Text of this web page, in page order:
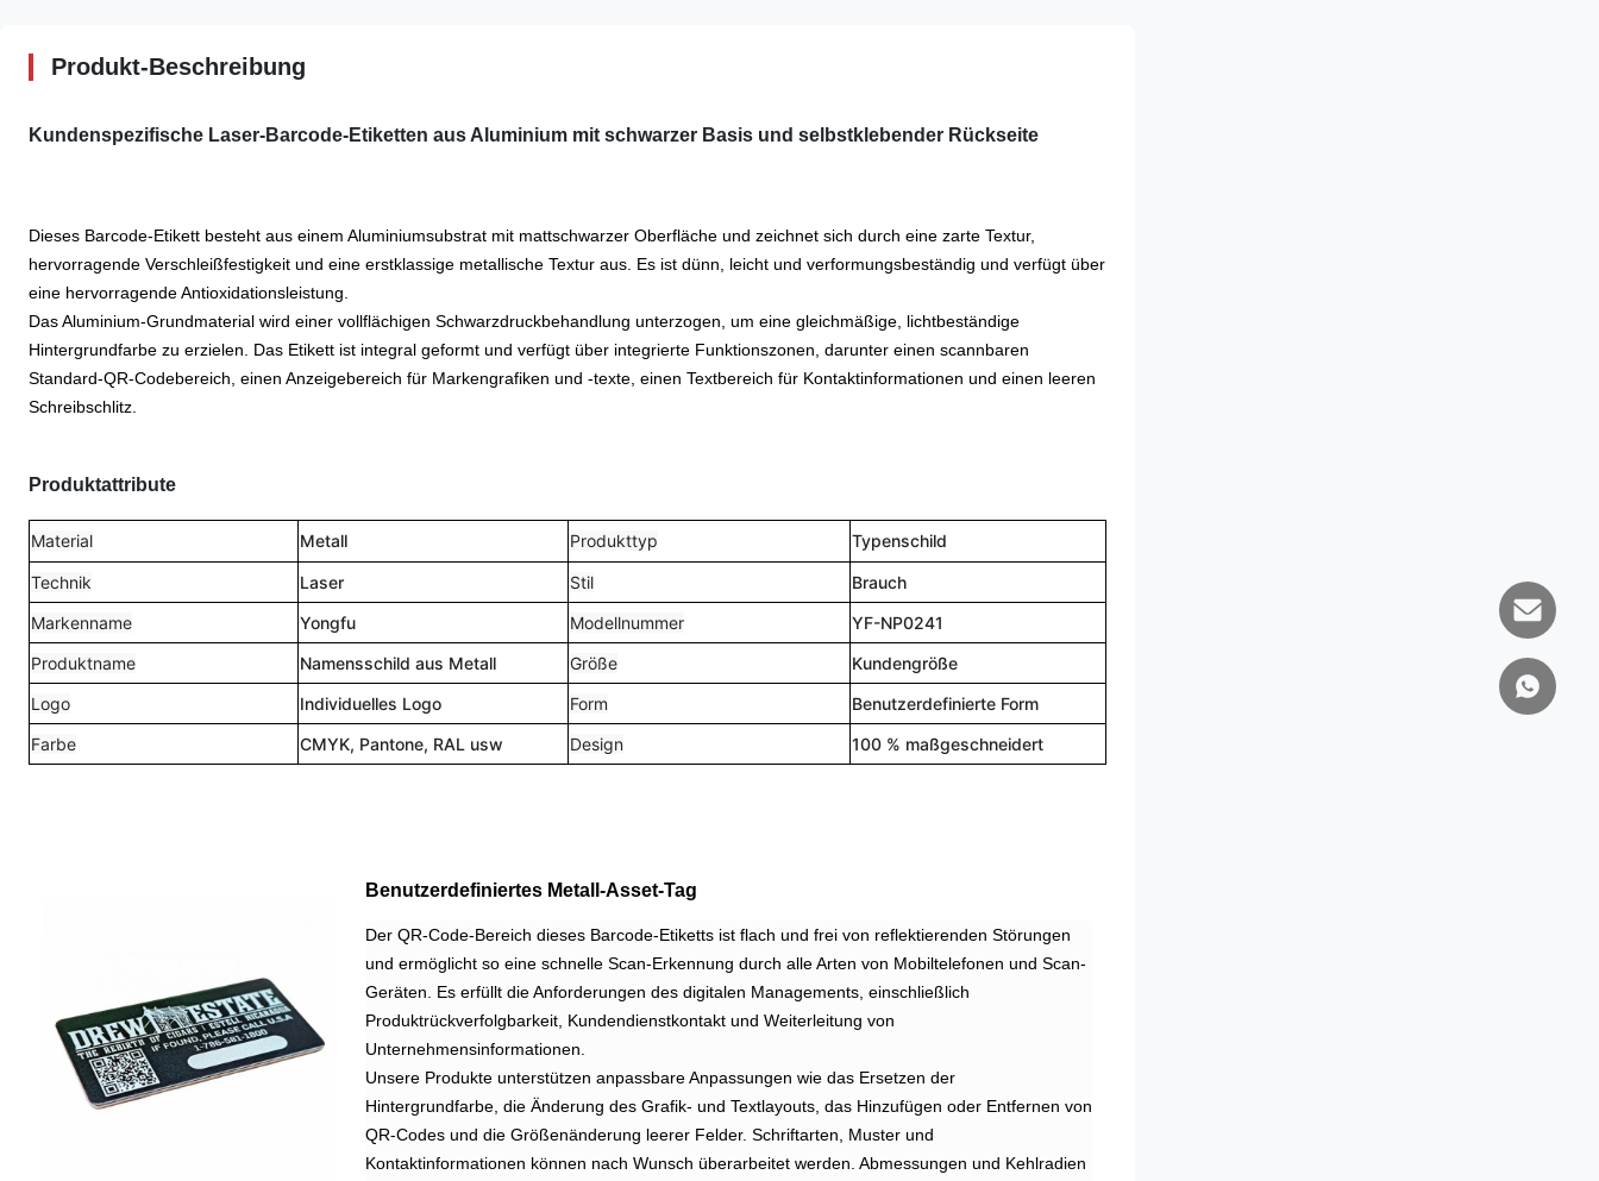
Produkt-Beschreibung
Kundenspezifische Laser-Barcode-Etiketten aus Aluminium mit schwarzer Basis und selbstklebender Rückseite
Dieses Barcode-Etikett besteht aus einem Aluminiumsubstrat mit mattschwarzer Oberfläche und zeichnet sich durch eine zarte Textur,
hervorragende Verschleißfestigkeit und eine erstklassige metallische Textur aus. Es ist dünn, leicht und verformungsbeständig und verfügt über
eine hervorragende Antioxidationsleistung.
Das Aluminium-Grundmaterial wird einer vollflächigen Schwarzdruckbehandlung unterzogen, um eine gleichmäßige, lichtbeständige
Hintergrundfarbe zu erzielen. Das Etikett ist integral geformt und verfügt über integrierte Funktionszonen, darunter einen scannbaren
Standard-QR-Codebereich, einen Anzeigebereich für Markengrafiken und -texte, einen Textbereich für Kontaktinformationen und einen leeren
Schreibschlitz.
Produktattribute
Material Metall Produkttyp Typenschild
Technik Laser Stil
Brauch
Markenname
Yongfu Modellnummer
YF-NP0241
Produktname
Namensschild aus Metall Größe
Kundengröße
Logo
Individuelles Logo Form
Benutzerdefinierte Form
Farbe
CMYK, Pantone, RAL usw Design 100 % maßgeschneidert
Benutzerdefiniertes Metall-Asset-Tag
Der QR-Code-Bereich dieses Barcode-Etiketts ist flach und frei von reflektierenden Störungen
und ermöglicht so eine schnelle Scan-Erkennung durch alle Arten von Mobiltelefonen und Scan-
Geräten. Es erfüllt die Anforderungen des digitalen Managements, einschließlich
Produktrückverfolgbarkeit, Kundendienstkontakt und Weiterleitung von
Unternehmensinformationen.
Unsere Produkte unterstützen anpassbare Anpassungen wie das Ersetzen der
Hintergrundfarbe, die Änderung des Grafik- und Textlayouts, das Hinzufügen oder Entfernen von
QR-Codes und die Größenänderung leerer Felder. Schriftarten, Muster und
Kontaktinformationen können nach Wunsch überarbeitet werden. Abmessungen und Kehlradien